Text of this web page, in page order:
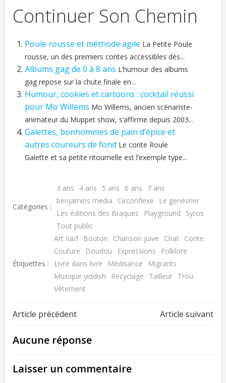
Continuer Son Chemin
Poule rousse et méthode agile La Petite Poule
rousse, un des premiers contes accessibles dès...
Albums gag de 0 à 8 ans L’humour des albums
gag repose sur la chute finale en...
Humour, cookies et cartoons : cocktail réussi
pour Mo Willems Mo Willems, ancien scénariste-
animateur du Muppet show, s’affirme depuis 2003...
Galettes, bonhommes de pain d’épice et
autres coureurs de fond Le conte Roule
Galette et sa petite ritournelle est l’exemple type...
Catégories :
3 ans 4 ans 5 ans 6 ans
7 ans
benjamins media
Circonflexe
Le genévrier
Les éditions des Braques
Playground
Syros
Tout public
Étiquettes :
Art naïf Bouton Chanson juive Chat
Conte
Couture
Doudou Expressions
Folklore
Livre dans livre
Médisance
Migrants
Musique yiddish
Recyclage Tailleur Trou
Vêtement
Navigation
de
l’article
Article précédent
Navigation
l’article
Article suivant
Aucune réponse
Laisser un commentaire